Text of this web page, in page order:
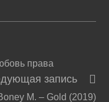
права
запись
M. – Gold (2019)